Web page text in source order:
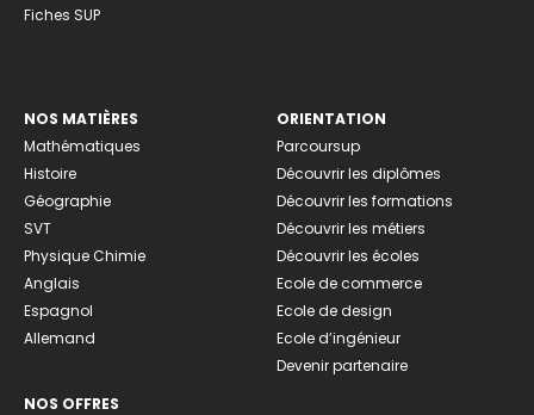
Fiches SUP
NOS MATIÈRES
Mathématiques
Histoire
Géographie
SVT
Physique Chimie
Anglais
Espagnol
Allemand
NOS OFFRES
ORIENTATION
Parcoursup
Découvrir les diplômes
Découvrir les formations
Découvrir les métiers
Découvrir les écoles
Ecole de commerce
Ecole de design
Ecole d’ingénieur
Devenir partenaire